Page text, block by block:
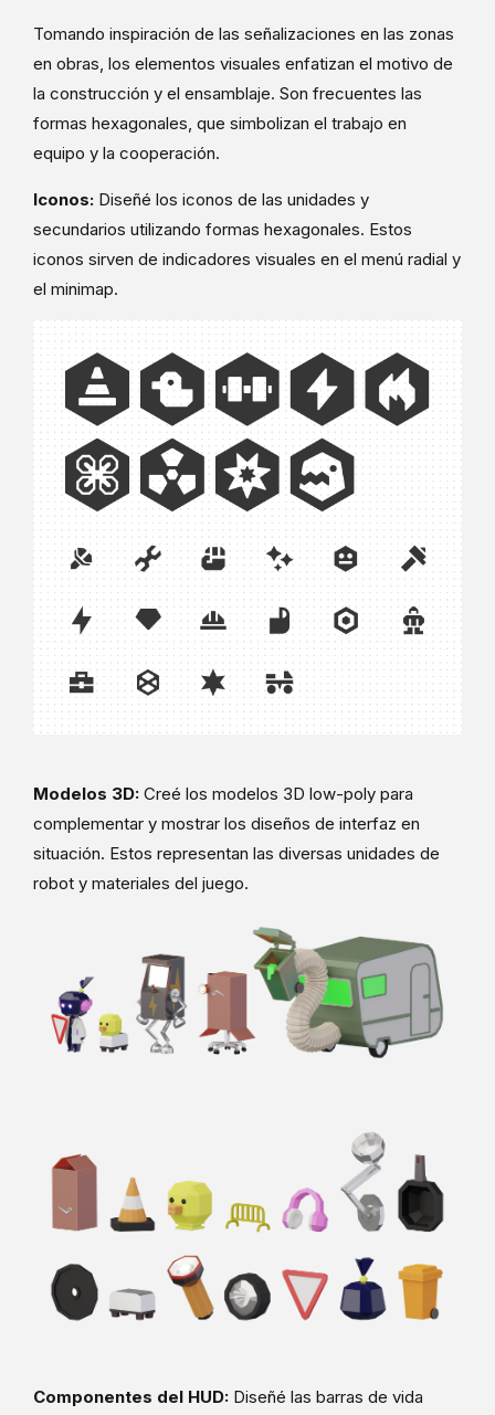
Tomando inspiración de las señalizaciones en las zonas
en obras, los elementos visuales enfatizan el motivo de
la construcción y el ensamblaje. Son frecuentes las
formas hexagonales, que simbolizan el trabajo en
equipo y la cooperación.
Iconos: Diseñé los iconos de las unidades y
secundarios utilizando formas hexagonales. Estos
iconos sirven de indicadores visuales en el menú radial y
el minimap.
Modelos 3D: Creé los modelos 3D low-poly para
complementar y mostrar los diseños de interfaz en
situación. Estos representan las diversas unidades de
robot y materiales del juego.
Componentes del HUD: Diseñé las barras de vida